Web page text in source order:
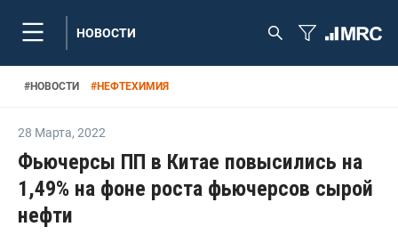
НОВОСТИ
#НОВОСТИ #НЕФТЕХИМИЯ
28 Марта, 2022
Фьючерсы ПП в Китае повысились на
1,49% на фоне роста фьючерсов сырой
нефти